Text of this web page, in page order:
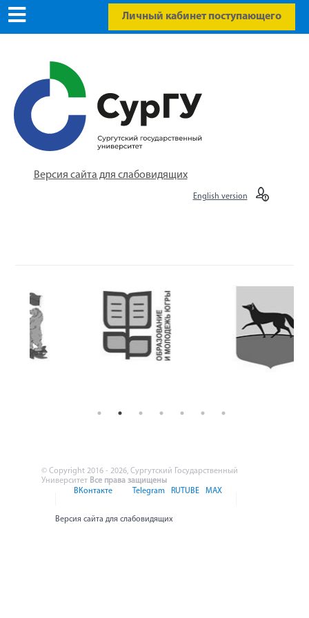
Личный кабинет поступающего
Версия сайта для слабовидящих
English version
© Copyright 2016 - 2026, Сургутский Государственный
Университет Все права защищены
ВКонтакте
Telegram RUTUBE MAX
Версия сайта для слабовидящих